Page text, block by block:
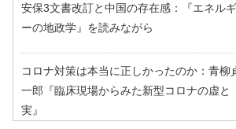
安保3文書改訂と中国の存在感：『エネルギ
ーの地政学』を読みながら
コロナ対策は本当に正しかったのか：青柳
一郎『臨床現場からみた新型コロナの虚と
実』